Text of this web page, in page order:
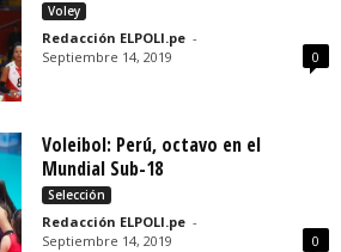
Voley
Redacción ELPOLI.pe -
Septiembre 14, 2019
0
Voleibol: Perú, octavo en el
Mundial Sub-18
Selección
Redacción ELPOLI.pe -
Septiembre 14, 2019
0